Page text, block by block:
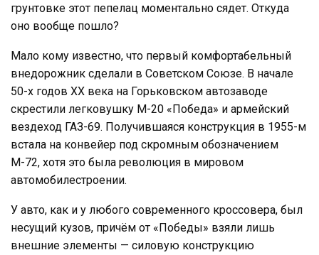
грунтовке этот пепелац моментально сядет. Откуда
оно вообще пошло?
Мало кому известно, что первый комфортабельный
внедорожник сделали в Советском Союзе. В начале
50-х годов ХХ века на Горьковском автозаводе
скрестили легковушку М-20 «Победа» и армейский
вездеход ГАЗ-69. Получившаяся конструкция в 1955-м
встала на конвейер под скромным обозначением
М-72, хотя это была революция в мировом
автомобилестроении.
У авто, как и у любого современного кроссовера, был
несущий кузов, причём от «Победы» взяли лишь
внешние элементы — силовую конструкцию